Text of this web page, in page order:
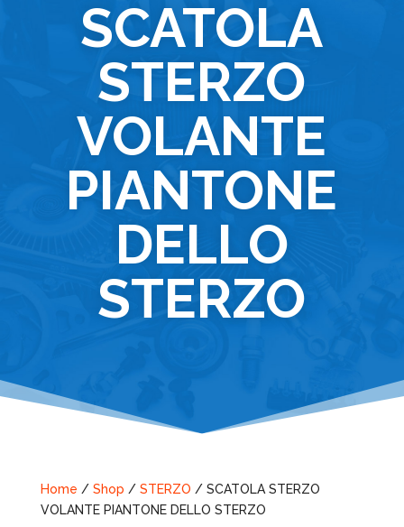
SCATOLA
STERZO
VOLANTE
PIANTONE
DELLO
STERZO
Home / Shop / STERZO / SCATOLA STERZO
VOLANTE PIANTONE DELLO STERZO